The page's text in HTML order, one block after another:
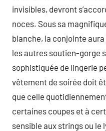
invisibles, devront
noces. Sous sa
blanche, la conjointe
les autres soutien-gorge
sophistiquée de lingerie
vêtement de soirée doit
que celle
certaines coupes et à
sensible aux strings ou le